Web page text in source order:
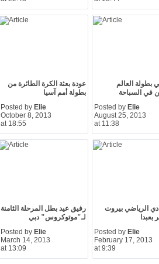
عودة بعثة الكرة الطائرة من
بطولة أمم آسيا
Posted by Elie
October 8, 2013
at 18:55
بطولة العالم
في السباحة
Posted by Elie
August 25, 2013
at 11:38
رفيق عيد بطل المرحلة الثامنة
لـ"موتوكروس" دبي
Posted by Elie
March 14, 2013
at 13:09
الرياضي بيروت
Posted by Elie
February 17, 2013
at 9:39